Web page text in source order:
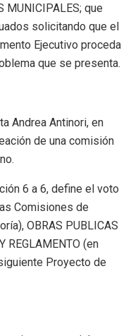
MUNICIPALES; que
solicitando que el
Ejecutivo proceda
que se presenta.
Andrea Antinori, en
de una comisión
6 a 6, define el voto
Comisiones de
OBRAS PUBLICAS
REGLAMENTO (en
Proyecto de